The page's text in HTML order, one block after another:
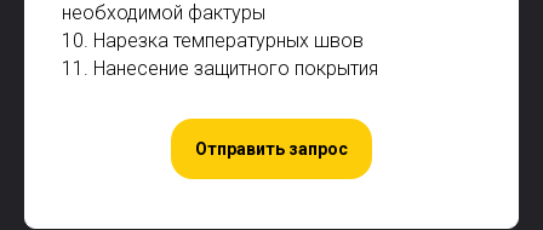
необходимой фактуры
10. Нарезка температурных швов
11. Нанесение защитного покрытия
Отправить запрос